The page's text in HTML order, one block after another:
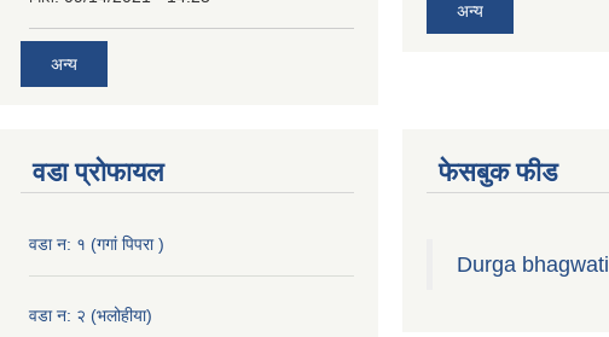
अन्य
अन्य
वडा प्रोफायल
वडा न: १ (गगां पिपरा )
वडा न: २ (भलोहीया)
फेसबुक फीड
Durga bhagwati